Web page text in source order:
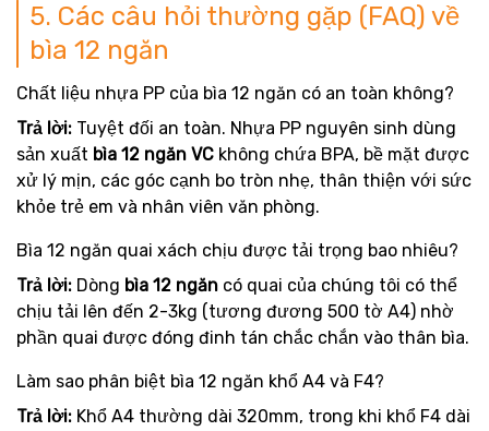
5. Các câu hỏi thường gặp (FAQ) về
bìa 12 ngăn
Chất liệu nhựa PP của bìa 12 ngăn có an toàn không?
Trả lời: Tuyệt đối an toàn. Nhựa PP nguyên sinh dùng
sản xuất bìa 12 ngăn VC không chứa BPA, bề mặt được
xử lý mịn, các góc cạnh bo tròn nhẹ, thân thiện với sức
khỏe trẻ em và nhân viên văn phòng.
Bìa 12 ngăn quai xách chịu được tải trọng bao nhiêu?
Trả lời: Dòng bìa 12 ngăn có quai của chúng tôi có thể
chịu tải lên đến 2-3kg (tương đương 500 tờ A4) nhờ
phần quai được đóng đinh tán chắc chắn vào thân bìa.
Làm sao phân biệt bìa 12 ngăn khổ A4 và F4?
Trả lời: Khổ A4 thường dài 320mm, trong khi khổ F4 dài